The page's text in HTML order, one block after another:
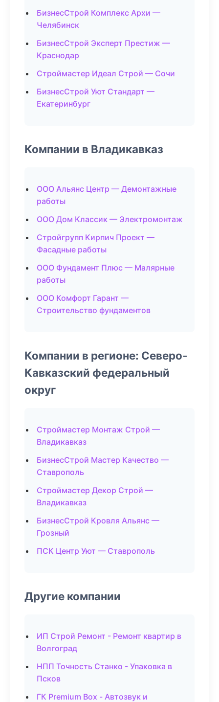
БизнесСтрой Комплекс Архи —
Челябинск
БизнесСтрой Эксперт Престиж —
Краснодар
Строймастер Идеал Строй — Сочи
БизнесСтрой Уют Стандарт —
Екатеринбург
Компании в Владикавказ
ООО Альянс Центр — Демонтажные
работы
ООО Дом Классик — Электромонтаж
Стройгрупп Кирпич Проект —
Фасадные работы
ООО Фундамент Плюс — Малярные
работы
ООО Комфорт Гарант —
Строительство фундаментов
Компании в регионе: Северо-
Кавказский федеральный
округ
Строймастер Монтаж Строй —
Владикавказ
БизнесСтрой Мастер Качество —
Ставрополь
Строймастер Декор Строй —
Владикавказ
БизнесСтрой Кровля Альянс —
Грозный
ПСК Центр Уют — Ставрополь
Другие компании
ИП Строй Ремонт - Ремонт квартир в
Волгоград
НПП Точность Станко - Упаковка в
Псков
ГК Premium Box - Автозвук и